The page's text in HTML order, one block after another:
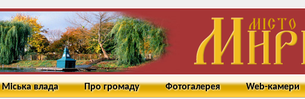
Міська влада Про громаду Фотогалерея Web-камери